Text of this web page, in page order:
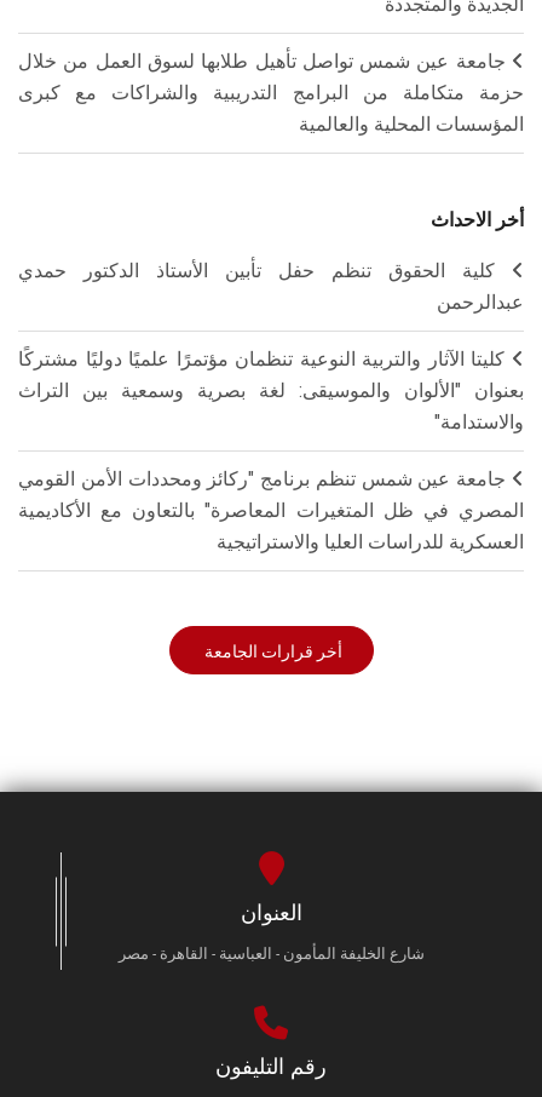
جامعة عين شمس تواصل تأهيل طلابها لسوق العمل من خلال
حزمة متكاملة من البرامج التدريبية والشراكات مع كبرى
المؤسسات المحلية والعالمية
أخر الاحداث
كلية الحقوق تنظم حفل تأبين الأستاذ الدكتور حمدي
عبدالرحمن
كليتا الآثار والتربية النوعية تنظمان مؤتمرًا علميًا دوليًا مشتركًا
بعنوان "الألوان والموسيقى: لغة بصرية وسمعية بين التراث
والاستدامة"
جامعة عين شمس تنظم برنامج "ركائز ومحددات الأمن القومي
المصري في ظل المتغيرات المعاصرة" بالتعاون مع الأكاديمية
العسكرية للدراسات العليا والاستراتيجية
أخر قرارات الجامعة
العنوان
شارع الخليفة المأمون - العباسية - القاهرة - مصر
رقم التليفون